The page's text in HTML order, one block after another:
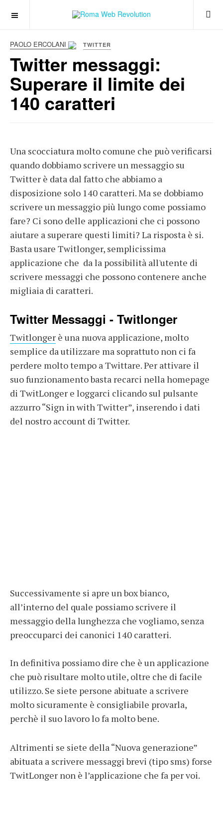
PAOLO ERCOLANI TWITTER
Twitter messaggi:
Superare il limite dei
140 caratteri
Una scocciatura molto comune che può verificarsi
quando dobbiamo scrivere un messaggio su
Twitter è data dal fatto che abbiamo a
disposizione solo 140 caratteri. Ma se dobbiamo
scrivere un messaggio più lungo come possiamo
fare? Ci sono delle applicazioni che ci possono
aiutare a superare questi limiti? La risposta è si.
Basta usare Twitlonger, semplicissima
applicazione che da la possibilità all'utente di
scrivere messaggi che possono contenere anche
migliaia di caratteri.
Twitter Messaggi - Twitlonger
Twitlonger è una nuova applicazione, molto
semplice da utilizzare ma soprattuto non ci fa
perdere molto tempo a Twittare. Per attivare il
suo funzionamento basta recarci nella homepage
di TwitLonger e loggarci clicando sul pulsante
azzurro “Sign in with Twitter”, inserendo i dati
del nostro account di Twitter.
Successivamente si apre un box bianco,
all’interno del quale possiamo scrivere il
messaggio della lunghezza che vogliamo, senza
preoccuparci dei canonici 140 caratteri.
In definitiva possiamo dire che è un applicazione
che può risultare molto utile, oltre che di facile
utilizzo. Se siete persone abituate a scrivere
molto sicuramente è consigliabile provarla,
perchè il suo lavoro lo fa molto bene.
Altrimenti se siete della “Nuova generazione”
abituata a scrivere messaggi brevi (tipo sms) forse
TwitLonger non è l’applicazione che fa per voi.